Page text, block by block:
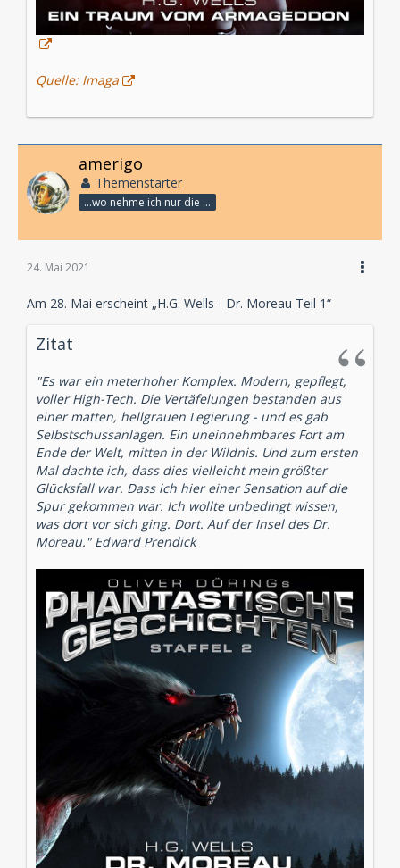
Quelle: Imaga
amerigo
Themenstarter
...wo nehme ich nur die Zeit her, so vieles nicht zu hören?
24. Mai 2021
Am 28. Mai erscheint „H.G. Wells - Dr. Moreau Teil 1“
Zitat
"Es war ein meterhoher Komplex. Modern, gepflegt,
voller High-Tech. Die Vertäfelungen bestanden aus
einer matten, hellgrauen Legierung - und es gab
Selbstschussanlagen. Ein uneinnehmbares Fort am
Ende der Welt, mitten in der Wildnis. Und zum ersten
Mal dachte ich, dass dies vielleicht mein größter
Glücksfall war. Dass ich hier einer Sensation auf die
Spur gekommen war. Ich wollte unbedingt wissen,
was dort vor sich ging. Dort. Auf der Insel des Dr.
Moreau." Edward Prendick